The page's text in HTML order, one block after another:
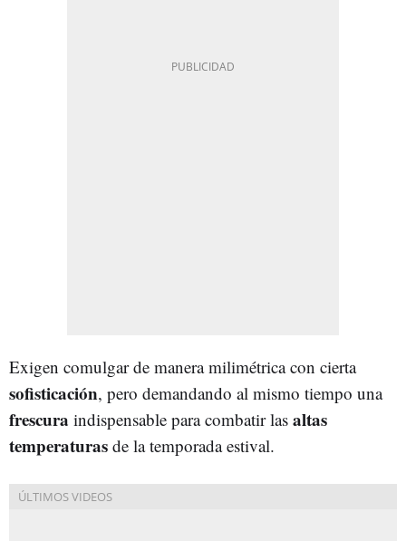
Exigen comulgar de manera milimétrica con cierta
sofisticación, pero demandando al mismo tiempo una
frescura indispensable para combatir las altas
temperaturas de la temporada estival.